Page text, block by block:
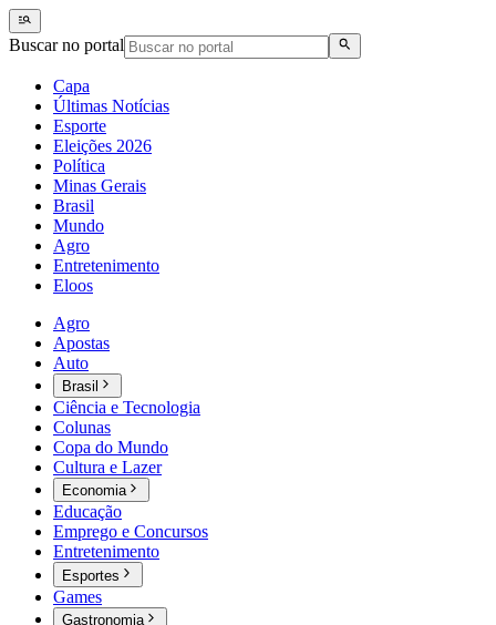
Buscar no portal
Capa
Últimas Notícias
Esporte
Eleições 2026
Política
Minas Gerais
Brasil
Mundo
Agro
Entretenimento
Eloos
Agro
Apostas
Auto
Brasil
Ciência e Tecnologia
Colunas
Copa do Mundo
Cultura e Lazer
Economia
Educação
Emprego e Concursos
Entretenimento
Esportes
Games
Gastronomia